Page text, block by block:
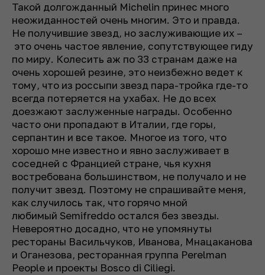
Такой долгожданный Michelin принес много
неожиданностей очень многим. Это и правда.
Не получившие звезд, но заслуживающие их –
это очень частое явление, сопутствующее гиду
по миру. Колесить аж по 33 странам даже на
очень хорошей резине, это неизбежно ведет к
тому, что из россыпи звезд пара-тройка где-то
всегда потеряется на ухабах. Не до всех
доезжают заслуженные награды. Особенно
часто они пропадают в Италии, где горы,
серпантин и все такое. Многое из того, что
хорошо мне известно и явно заслуживает в
соседней с Францией стране, чья кухня
востребована большинством, не получало и не
получит звезд. Поэтому не спрашивайте меня,
как случилось так, что горячо мной
любимый Semifreddo остался без звезды.
Невероятно досадно, что не упомянуты
рестораны Васильчуков, Иванова, Мнацаканова
и Оганезова, ресторанная группа Perelman
People и проекты Bosco di Ciliegi.